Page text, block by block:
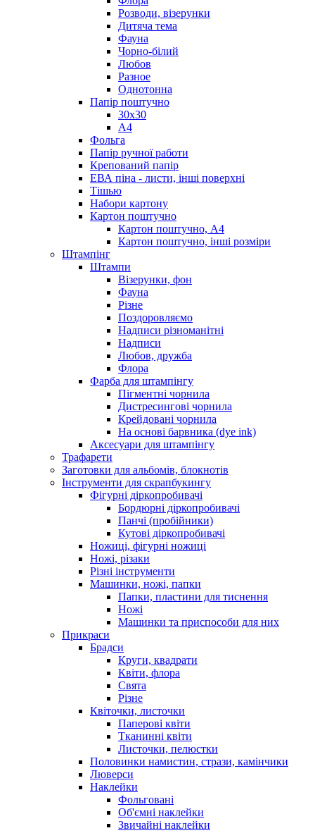
Розводи, візерунки
Дитяча тема
Фауна
Чорно-білий
Любов
Разное
Однотонна
Папір поштучно
30х30
А4
Фольга
Папір ручної работи
Крепований папір
ЕВА піна - листи, інші поверхні
Тішью
Набори картону
Картон поштучно
Картон поштучно, А4
Картон поштучно, інші розміри
Штампінг
Штампи
Візерунки, фон
Фауна
Різне
Поздоровляємо
Надписи різноманітні
Надписи
Любов, дружба
Флора
Фарба для штампінгу
Пігментні чорнила
Дистресингові чорнила
Крейдовані чорнила
На основі барвника (dye ink)
Аксесуари для штампінгу
Трафарети
Заготовки для альбомів, блокнотів
Інструменти для скрапбукингу
Фігурні діркопробивачі
Бордюрні діркопробивачі
Панчі (пробійники)
Кутові діркопробивачі
Ножиці, фігурні ножиці
Ножі, різаки
Різні інструменти
Машинки, ножі, папки
Папки, пластини для тиснення
Ножі
Машинки та приспособи для них
Прикраси
Брадси
Круги, квадрати
Квіти, флора
Свята
Різне
Квіточки, листочки
Паперові квіти
Тканинні квіти
Листочки, пелюстки
Половинки намистин, стрази, камінчики
Люверси
Наклейки
Фольговані
Об'ємні наклейки
Звичайні наклейки